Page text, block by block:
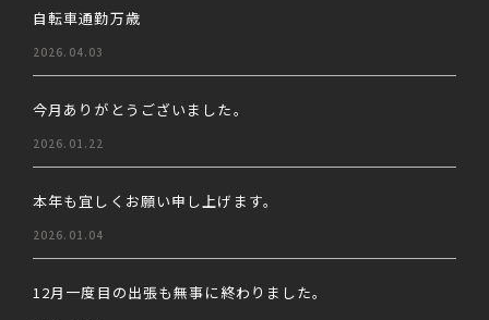
自転車通勤万歳
2026.04.03
今月ありがとうございました。
2026.01.22
本年も宜しくお願い申し上げます。
2026.01.04
12月一度目の出張も無事に終わりました。